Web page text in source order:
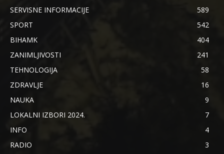
SERVISNE INFORMACIJE
589
SPORT
542
BIHAMK
404
ZANIMLJIVOSTI
241
TEHNOLOGIJA
58
ZDRAVLJE
16
NAUKA
9
LOKALNI IZBORI 2024.
7
INFO
4
RADIO
3